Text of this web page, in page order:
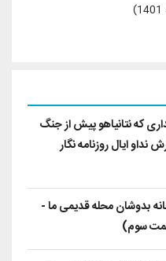
که نتانیاهو پیش از جنگ
نداو ایال روزنامه نگار
بدوشان محله قدیمی ما -
سوم)